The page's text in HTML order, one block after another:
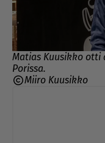
Matias Kuusikko otti
Porissa.
Miiro Kuusikko